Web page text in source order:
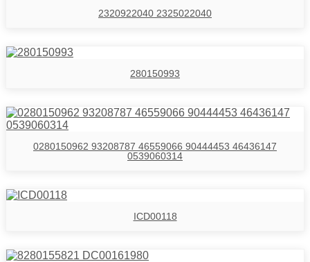
2320922040 2325022040
280150993
0280150962 93208787 46559066 90444453 46436147
0539060314
ICD00118